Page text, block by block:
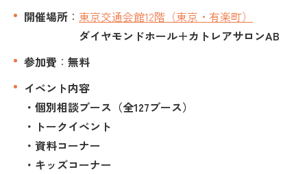
開催場所 ： 東京交通会館12階（東京・有楽町）
ダイヤモンドホール＋カトレアサロンAB
参加費 ： 無料
イベント内容
・個別相談ブース（全127ブース）
・トークイベント
・資料コーナー
・キッズコーナー